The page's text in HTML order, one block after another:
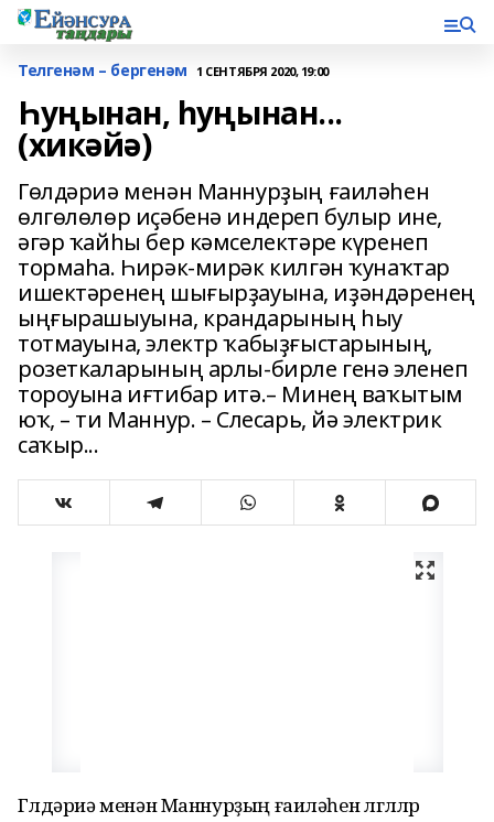
Телгенәм – бергенәм 1 СЕНТЯБРЯ 2020, 19:00
Һуңынан, һуңынан...
(хикәйә)
Гөлдәриә менән Маннурҙың ғаиләһен
өлгөлөлөр иҫәбенә индереп булыр ине,
әгәр ҡайһы бер кәмселектәре күренеп
тормаһа. Һирәк-мирәк килгән ҡунаҡтар
ишектәренең шығырҙауына, иҙәндәренең
ыңғырашыуына, крандарының һыу
тотмауына, электр ҡабыҙғыстарының,
розеткаларының арлы-бирле генә эленеп
тороуына иғтибар итә.– Минең ваҡытым
юҡ, – ти Маннур. – Слесарь, йә электрик
саҡыр...
Гөлдәриә менән Маннурҙың ғаиләһен өлгөлөлөр